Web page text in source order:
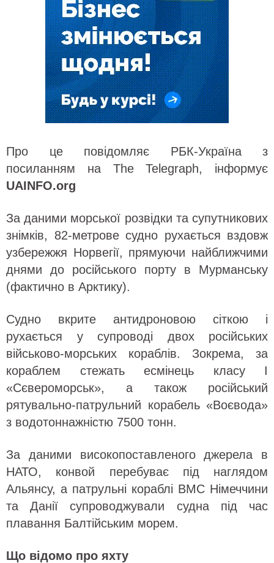
Про це повідомляє РБК-Україна з
посиланням на The Telegraph, інформує
UAINFO.org
За даними морської розвідки та супутникових
знімків, 82-метрове судно рухається вздовж
узбережжя Норвегії, прямуючи найближчими
днями до російського порту в Мурманську
(фактично в Арктику).
Судно вкрите антидроновою сіткою і
рухається у супроводі двох російських
військово-морських кораблів. Зокрема, за
кораблем стежать есмінець класу I
«Сєвероморськ», а також російський
рятувально-патрульний корабель «Воєвода»
з водотоннажністю 7500 тонн.
За даними високопоставленого джерела в
НАТО, конвой перебуває під наглядом
Альянсу, а патрульні кораблі ВМС Німеччини
та Данії супроводжували судна під час
плавання Балтійським морем.
Що відомо про яхту